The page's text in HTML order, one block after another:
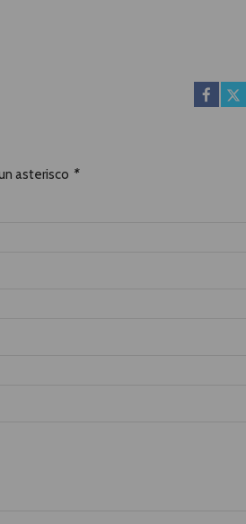
asterisco *